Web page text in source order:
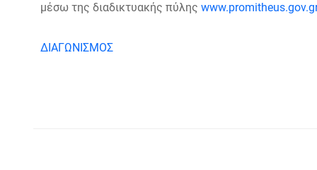
μέσω της διαδικτυακής πύλης www.promitheus.gov.gr
ΔΙΑΓΩΝΙΣΜΟΣ